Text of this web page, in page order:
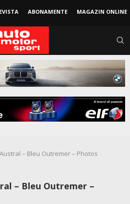
ABONAMENTE MAGAZIN ONLINE
– Bleu Outremer – Photos
– Bleu Outremer –